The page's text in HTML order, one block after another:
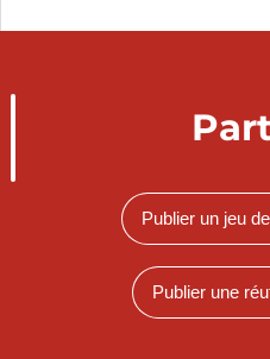
Publier un jeu
Publier une